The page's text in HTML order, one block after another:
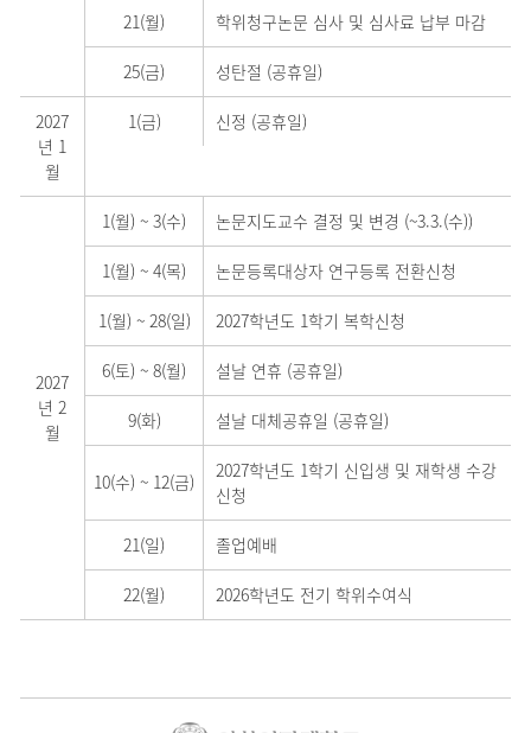
21(월) 학위청구논문 심사 및 심사료 납부 마감
25(금) 성탄절 (공휴일)
2027
년 1
월
1(금) 신정 (공휴일)
2027
년 2
월
1(월) ~ 3(수) 논문지도교수 결정 및 변경 (~3.3.(수))
1(월) ~ 4(목) 논문등록대상자 연구등록 전환신청
1(월) ~28(일) 2027학년도 1학기 복학신청
6(토) ~ 8(월) 설날 연휴 (공휴일)
9(화) 설날 대체공휴일 (공휴일)
10(수) ~ 12(금)
2027학년도 1학기 신입생 및 재학생 수강
신청
21(일) 졸업예배
22(월) 2026학년도 전기 학위수여식